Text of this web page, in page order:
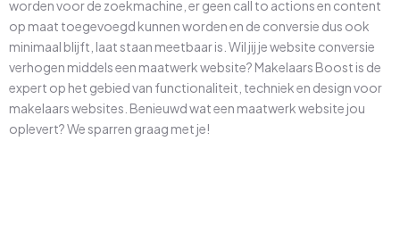
worden voor de zoekmachine, er geen call to actions en content
op maat toegevoegd kunnen worden en de conversie dus ook
minimaal blijft, laat staan meetbaar is. Wil jij je website conversie
verhogen middels een maatwerk website? Makelaars Boost is de
expert op het gebied van functionaliteit, techniek en design voor
makelaars websites. Benieuwd wat een maatwerk website jou
oplevert? We sparren graag met je!